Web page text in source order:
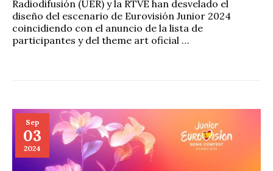
Radiodifusión (UER) y la RTVE han desvelado el
diseño del escenario de Eurovisión Junior 2024
coincidiendo con el anuncio de la lista de
participantes y del theme art oficial …
Sep
03
2024